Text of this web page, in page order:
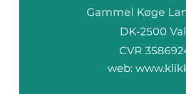
web: